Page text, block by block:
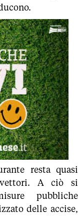
resta quasi
A ciò si
pubbliche
delle accise,